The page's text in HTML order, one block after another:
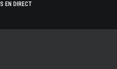
EN DIRECT